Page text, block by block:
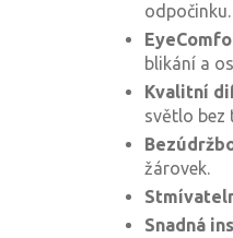
odpočinku.
blikání a
Kvalitní
světlo bez
žárovek.
Snadná